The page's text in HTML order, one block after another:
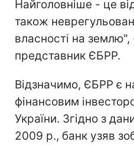
Найголовніше - це
також
власності на землю",
представник ЄБРР.
Відзначимо, ЄБРР є
фінансовим
України. Згідно з
2009 р., банк узяв